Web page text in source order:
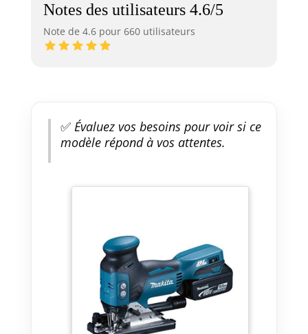
Notes des utilisateurs 4.6/5
Note de 4.6 pour 660 utilisateurs
✅Évaluez vos besoins pour voir si ce
modèle répond à vos attentes.